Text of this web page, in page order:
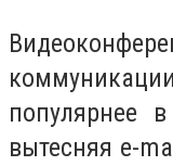
популярнее
вытесняя e-